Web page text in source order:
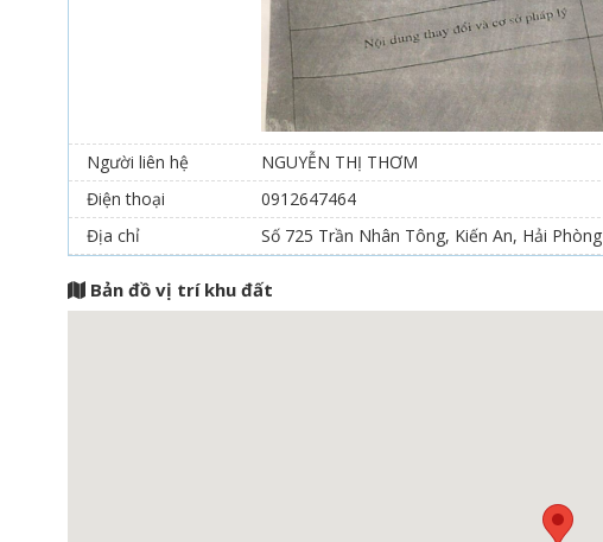
Người liên hệ
NGUYỄN THỊ THƠM
Điện thoại
0912647464
Địa chỉ
Số 725 Trần Nhân Tông, Kiến An, Hải Phòng
Bản đồ vị trí khu đất